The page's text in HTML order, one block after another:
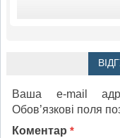
Ваша e-mail
Обов’язкові поля
Коментар *